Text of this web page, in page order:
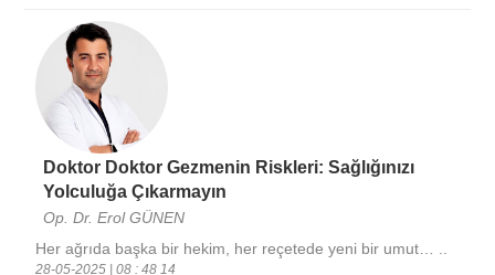
Doktor Doktor Gezmenin Riskleri: Sağlığınızı
Yolculuğa Çıkarmayın
Op. Dr. Erol GÜNEN
Her ağrıda başka bir hekim, her reçetede yeni bir umut… ..
28-05-2025 | 08 : 48 14